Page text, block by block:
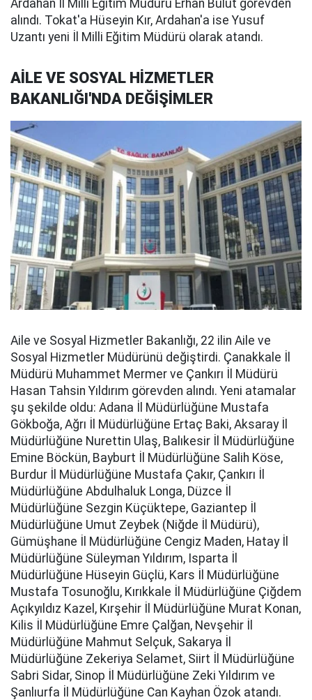
Ardahan İl Milli Eğitim Müdürü Erhan Bulut görevden
alındı. Tokat'a Hüseyin Kır, Ardahan'a ise Yusuf
Uzantı yeni İl Milli Eğitim Müdürü olarak atandı.
AİLE VE SOSYAL HİZMETLER
BAKANLIĞI'NDA DEĞİŞİMLER
Aile ve Sosyal Hizmetler Bakanlığı, 22 ilin Aile ve
Sosyal Hizmetler Müdürünü değiştirdi. Çanakkale İl
Müdürü Muhammet Mermer ve Çankırı İl Müdürü
Hasan Tahsin Yıldırım görevden alındı. Yeni atamalar
şu şekilde oldu: Adana İl Müdürlüğüne Mustafa
Gökboğa, Ağrı İl Müdürlüğüne Ertaç Baki, Aksaray İl
Müdürlüğüne Nurettin Ulaş, Balıkesir İl Müdürlüğüne
Emine Böckün, Bayburt İl Müdürlüğüne Salih Köse,
Burdur İl Müdürlüğüne Mustafa Çakır, Çankırı İl
Müdürlüğüne Abdulhaluk Longa, Düzce İl
Müdürlüğüne Sezgin Küçüktepe, Gaziantep İl
Müdürlüğüne Umut Zeybek (Niğde İl Müdürü),
Gümüşhane İl Müdürlüğüne Cengiz Maden, Hatay İl
Müdürlüğüne Süleyman Yıldırım, Isparta İl
Müdürlüğüne Hüseyin Güçlü, Kars İl Müdürlüğüne
Mustafa Tosunoğlu, Kırıkkale İl Müdürlüğüne Çiğdem
Açıkyıldız Kazel, Kırşehir İl Müdürlüğüne Murat Konan,
Kilis İl Müdürlüğüne Emre Çalğan, Nevşehir İl
Müdürlüğüne Mahmut Selçuk, Sakarya İl
Müdürlüğüne Zekeriya Selamet, Siirt İl Müdürlüğüne
Sabri Sidar, Sinop İl Müdürlüğüne Zeki Yıldırım ve
Şanlıurfa İl Müdürlüğüne Can Kayhan Özok atandı.